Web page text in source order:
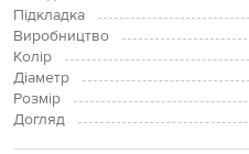
Підкладка
Виробництво
Колір
Діаметр
Розмір
Догляд